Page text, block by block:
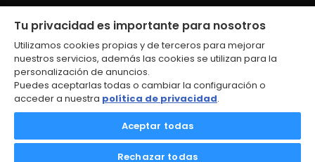
Tests Destacados
© 2026
Aviso Legal
Política de Privacidad
Tu privacidad es importante para nosotros
Utilizamos cookies propias y de terceros para mejorar
nuestros servicios, además las cookies se utilizan para la
personalización de anuncios.
Puedes aceptarlas todas o cambiar la configuración o
acceder a nuestra política de privacidad.
Aceptar todas
Rechazar todas